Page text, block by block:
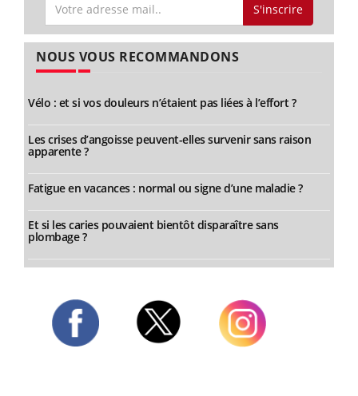
S'inscrire
NOUS VOUS RECOMMANDONS
Vélo : et si vos douleurs n’étaient pas liées à l’effort ?
Les crises d’angoisse peuvent-elles survenir sans raison
apparente ?
Fatigue en vacances : normal ou signe d’une maladie ?
Et si les caries pouvaient bientôt disparaître sans
plombage ?